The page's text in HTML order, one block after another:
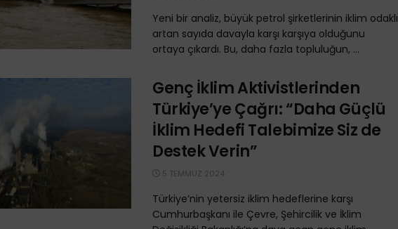
Yeni bir analiz, büyük petrol şirketlerinin iklim odaklı
artan sayıda davayla karşı karşıya olduğunu
ortaya çıkardı. Bu, daha fazla topluluğun, ...
Genç İklim Aktivistlerinden
Türkiye’ye Çağrı: “Daha Güçlü
İklim Hedefi Talebimize Siz de
Destek Verin”
5 TEMMUZ 2024
Türkiye’nin yetersiz iklim hedeflerine karşı
Cumhurbaşkanı ile Çevre, Şehircilik ve İklim